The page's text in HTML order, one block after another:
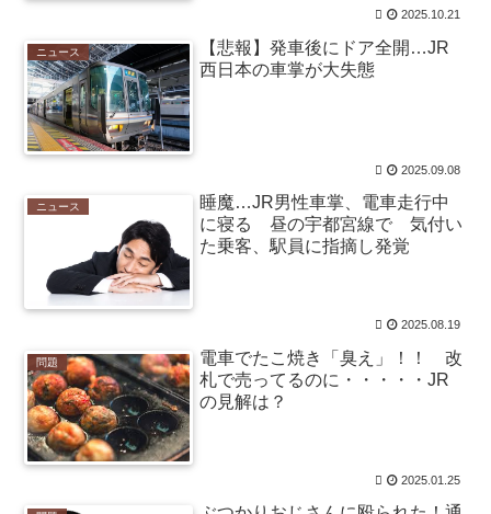
何で祭りの屋台って魚介類ないの？ / まとめるZ NEW!
「生きる。」 第三部＜宇宙激震編＞ 第４０１話 / ま
とめるZ NEW! (8/9 06:03)
ソニーの新作MARVEL Tōkonが発売されたけどどうな
ん？ / まとめるZ NEW!
武蔵さん頑張る 第１３話 私がモテないのはどう考えて
もデジタル決済社会が悪い。 その2 / まとめるZ NEW! (8/9
黄金期を築く小久保ソフトバンクの次期監督は一体誰
になるのか！圧倒的な強さを誇る王国の未来を考えてみ
た / 2chまとめアンテナ！ NEW! (8/9 05:44)
強豪校のベンチ外選手が無理やりダンス？SNSで炎上
する野球部イジメ疑惑の真相と現場取材で見えたリアル
【画像】坂口杏里、逃走して便器にこびりついた????
カスまで晒されるwww / 2chまとめアンテナ！ NEW!
(8/9
05:44)
【悲報】堀大輔さん、実は仮眠を取っていた
WWWWWWWWWWWWWWWWWWWWWWWWWWW
WWWWWWWWWWWWWWW / 2chまとめアンテナ！
NEW!
2025.10.21
ニュース
【悲報】発車後にドア全開…JR
西日本の車掌が大失態
2025.09.08
ニュース
睡魔…JR男性車掌、電車走行中
に寝る 昼の宇都宮線で 気付い
た乗客、駅員に指摘し発覚
2025.08.19
問題
電車でたこ焼き「臭え」！！ 改
札で売ってるのに・・・・・JR
の見解は？
2025.01.25